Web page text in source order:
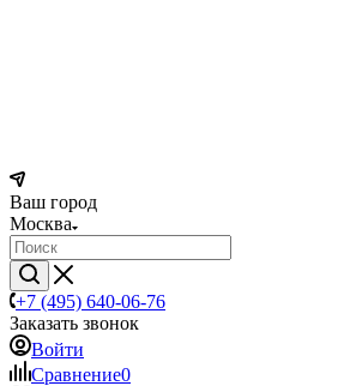
Ваш город
Москва
+7 (495) 640-06-76
Заказать звонок
Войти
Сравнение0